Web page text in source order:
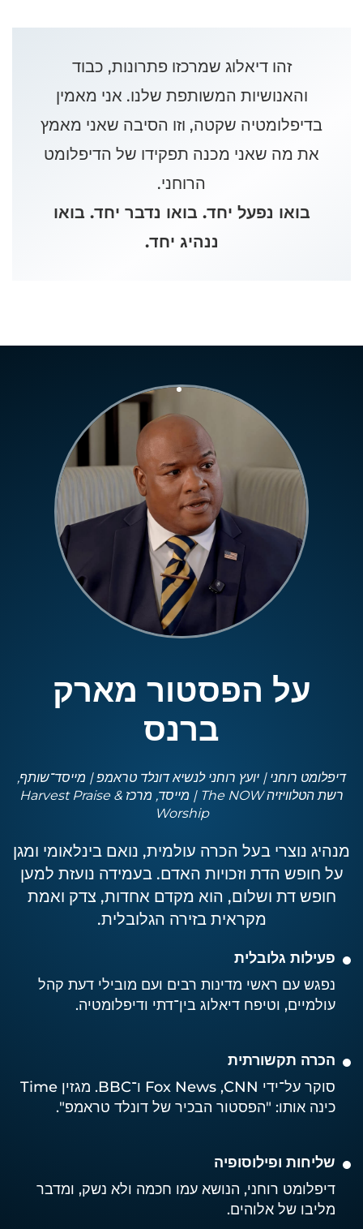
זהו דיאלוג שמרכזו פתרונות, כבוד
והאנושיות המשותפת שלנו. אני מאמין
בדיפלומטיה שקטה, וזו הסיבה שאני מאמץ
את מה שאני מכנה תפקידו של הדיפלומט
הרוחני.
בואו נפעל יחד. בואו נדבר יחד. בואו
ננהיג יחד.
על הפסטור מארק
ברנס
דיפלומט רוחני | יועץ רוחני לנשיא דונלד טראמפ | מייסד־שותף,
רשת הטלוויזיה The NOW | מייסד, מרכז Harvest Praise &
Worship
מנהיג נוצרי בעל הכרה עולמית, נואם בינלאומי ומגן
על חופש הדת וזכויות האדם. בעמידה נועזת למען
חופש דת ושלום, הוא מקדם אחדות, צדק ואמת
מקראית בזירה הגלובלית.
פעילות גלובלית
נפגש עם ראשי מדינות רבים ועם מובילי דעת קהל
עולמיים, וטיפח דיאלוג בין־דתי ודיפלומטיה.
הכרה תקשורתית
סוקר על־ידי CNN, ‏Fox News ו־BBC. מגזין Time
כינה אותו: "הפסטור הבכיר של דונלד טראמפ".
שליחות ופילוסופיה
דיפלומט רוחני, הנושא עמו חכמה ולא נשק, ומדבר
מליבו של אלוהים.